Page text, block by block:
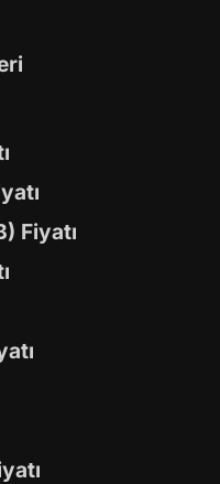
Fiyatı